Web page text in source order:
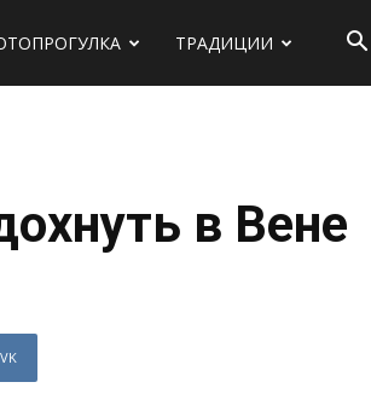
ТРАДИЦИИ
в Вене
VK